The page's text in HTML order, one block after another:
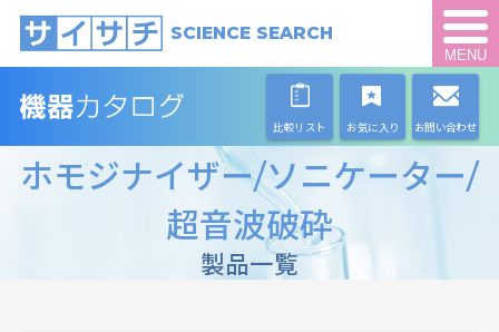
SCIENCE SEARCH
MENU
比較リスト お気に入り お問い合わせ
ホモジナイザー/ソニケーター/
超音波破砕
製品一覧